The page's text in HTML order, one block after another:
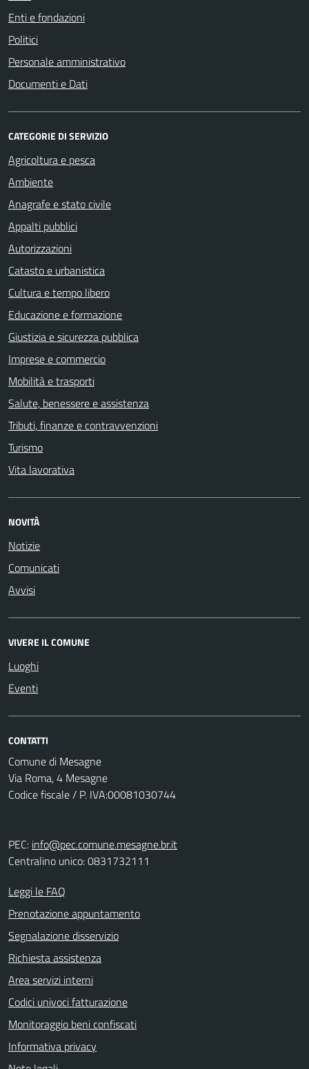
Enti e fondazioni
Politici
Personale amministrativo
Documenti e Dati
CATEGORIE DI SERVIZIO
Agricoltura e pesca
Ambiente
Anagrafe e stato civile
Appalti pubblici
Autorizzazioni
Catasto e urbanistica
Cultura e tempo libero
Educazione e formazione
Giustizia e sicurezza pubblica
Imprese e commercio
Mobilità e trasporti
Salute, benessere e assistenza
Tributi, finanze e contravvenzioni
Turismo
Vita lavorativa
NOVITÀ
Notizie
Comunicati
Avvisi
VIVERE IL COMUNE
Luoghi
Eventi
CONTATTI
Comune di Mesagne
Via Roma, 4 Mesagne
Codice fiscale / P. IVA:00081030744
PEC: info@pec.comune.mesagne.br.it
Centralino unico: 0831732111
Leggi le FAQ
Prenotazione appuntamento
Segnalazione disservizio
Richiesta assistenza
Area servizi interni
Codici univoci fatturazione
Monitoraggio beni confiscati
Informativa privacy